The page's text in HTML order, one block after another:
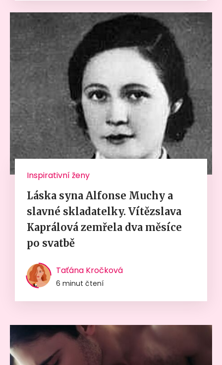
Inspirativní ženy
Láska syna Alfonse Muchy a
slavné skladatelky. Vítězslava
Kaprálová zemřela dva měsíce
po svatbě
Taťána Kročková
6 minut čtení